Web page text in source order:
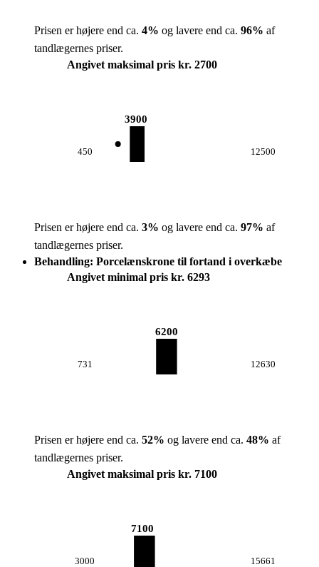
Prisen er højere end ca. 4% og lavere end ca. 96% af
tandlægernes priser.
Angivet maksimal pris kr. 2700
450
3900
12500
Prisen er højere end ca. 3% og lavere end ca. 97% af
tandlægernes priser.
Behandling: Porcelænskrone til fortand i overkæbe
Angivet minimal pris kr. 6293
731
6200
12630
Prisen er højere end ca. 52% og lavere end ca. 48% af
tandlægernes priser.
Angivet maksimal pris kr. 7100
3000
7100
15661